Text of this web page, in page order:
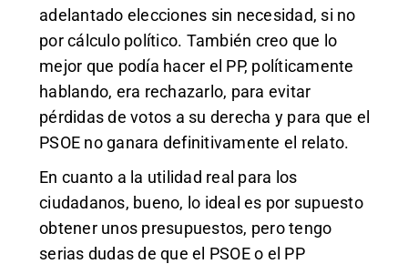
adelantado elecciones sin necesidad, si no
por cálculo político. También creo que lo
mejor que podía hacer el PP, políticamente
hablando, era rechazarlo, para evitar
pérdidas de votos a su derecha y para que el
PSOE no ganara definitivamente el relato.
En cuanto a la utilidad real para los
ciudadanos, bueno, lo ideal es por supuesto
obtener unos presupuestos, pero tengo
serias dudas de que el PSOE o el PP